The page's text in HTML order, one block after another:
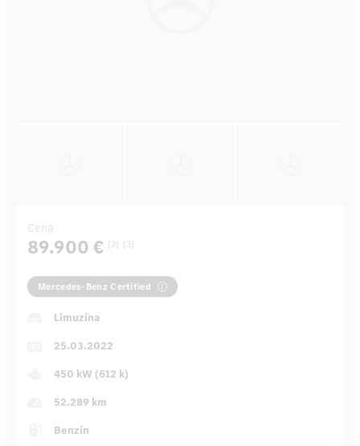
Cena
89.900 € [2] [3]
Mercedes-Benz Certified
Limuzína
25.03.2022
450 kW (612 k)
52.289 km
Benzín